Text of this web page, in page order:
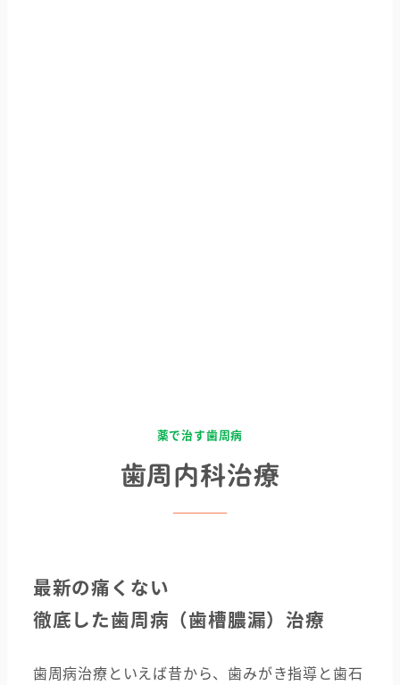
薬で治す歯周病
歯周内科治療
最新の痛くない
徹底した歯周病（歯槽膿漏）治療
歯周病治療といえば昔から、歯みがき指導と歯石